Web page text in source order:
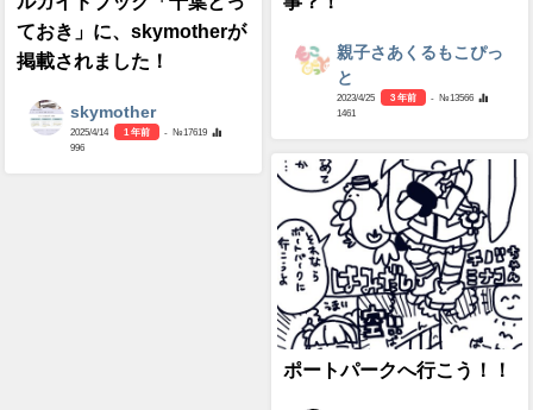
ておき」に、skymotherが
掲載されました！
skymother
2025/4/14 1 年前
- №17619
996
親子さあくるもこぴっ
と
2023/4/25 3 年前
- №13566
1461
ポートパークへ行こう！！